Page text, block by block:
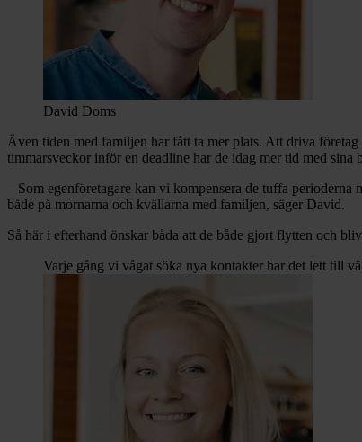
David Doms
Även tiden med familjen har fått ta mer plats. Att driva
timmarsveckor inför en deadline har de idag mer tid med sina
– Som egenföretagare kan vi kompensera de tuffa
både på mornarna och kvällarna med familjen, säger David.
Så här i efterhand önskar båda att de både gjort flytten och
Varje gång vi vågat söka nya kontakter har det lett till